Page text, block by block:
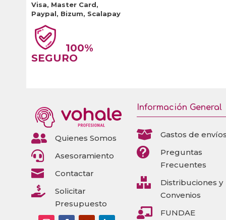
Visa, Master Card,
Paypal, Bizum, Scalapay
100%
SEGURO
 Quienes Somos
 Asesoramiento
 Contactar

Solicitar
Presupuesto
Información General
 Gastos de

Preguntas
Frecuentes

Distribuciones y
Convenios
 FUNDAE